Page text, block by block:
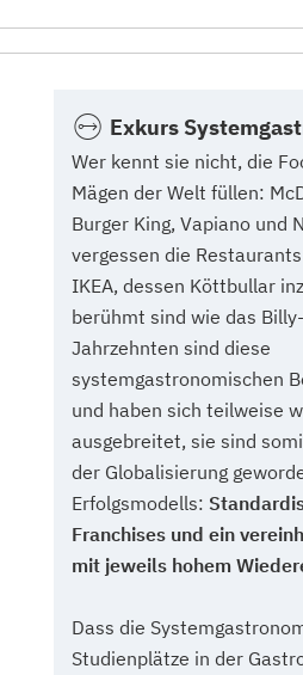
Exkurs
Wer kennt sie nicht, die
Mägen der Welt füllen:
Burger King, Vapiano und
vergessen die
IKEA, dessen Köttbullar
berühmt sind wie das
Jahrzehnten sind diese
systemgastronomischen
und haben sich teilweise
ausgebreitet, sie sind
der Globalisierung
Erfolgsmodells:
Franchises und ein
mit jeweils hohem
Dass die
Studienplätze in der